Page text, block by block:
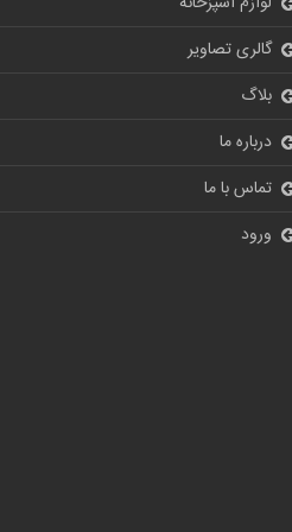
گالری تصاویر
بلاگ
درباره ما
تماس با ما
ورود